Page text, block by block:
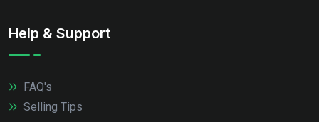
Help & Support
FAQ's
Selling Tips